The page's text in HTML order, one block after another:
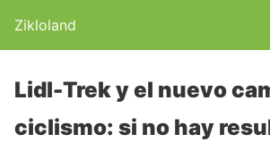
Zikloland
Lidl-Trek y el nuevo
ciclismo: si no hay